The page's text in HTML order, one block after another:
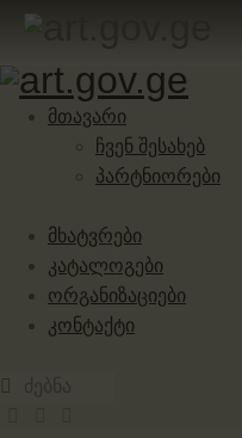
მთავარი
ჩვენ შესახებ
პარტნიორები
მხატვრები
კატალოგები
ორგანიზაციები
კონტაქტი